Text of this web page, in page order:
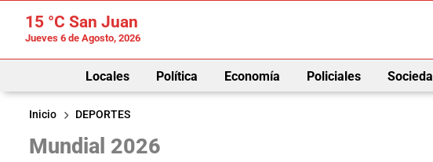
15 °C San Juan
Jueves 6 de Agosto, 2026
Locales Política Economía Policiales
Inicio
DEPORTES
Mundial 2026